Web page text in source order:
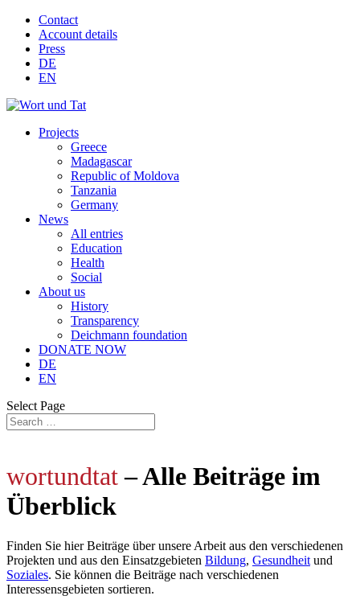
Contact
Account details
Press
DE
EN
Projects
Greece
Madagascar
Republic of Moldova
Tanzania
Germany
News
All entries
Education
Health
Social
About us
History
Transparency
Deichmann foundation
DONATE NOW
DE
EN
Select Page
wortundtat– Alle Beiträge im
Überblick
Finden Sie hier Beiträge über unsere Arbeit aus den verschiedenen
Projekten und aus den Einsatzgebieten Bildung, Gesundheit und
Soziales. Sie können die Beiträge nach verschiedenen
Interessensgebieten sortieren.